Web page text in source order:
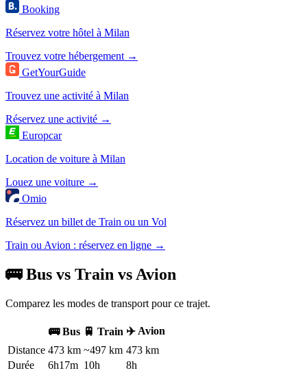
Booking
Réservez votre hôtel à Milan
Trouvez votre hébergement →
GetYourGuide
Trouvez une activité à Milan
Réservez une activité →
Europcar
Location de voiture à Milan
Louez une voiture →
Omio
Réservez un billet de Train ou un Vol
Train ou Avion : réservez en ligne →
🚌 Bus vs Train vs Avion
Comparez les modes de transport pour ce trajet.
🚌 Bus 🚆 Train ✈️ Avion
Distance 473 km ~497 km 473 km
Durée
6h17m 10h
8h